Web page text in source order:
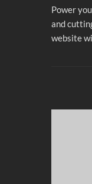
Power
and
website